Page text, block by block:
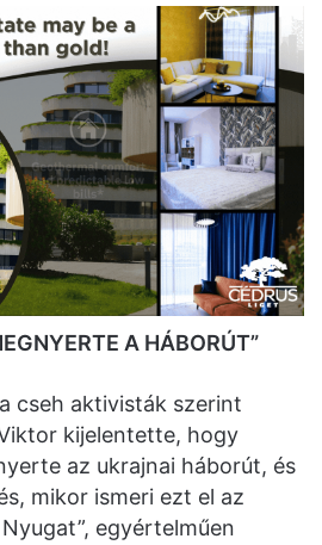
A HÁBORÚT”
cseh aktivisták szerint
kijelentette, hogy
az ukrajnai háborút, és
mikor ismeri ezt el az
egyértelműen